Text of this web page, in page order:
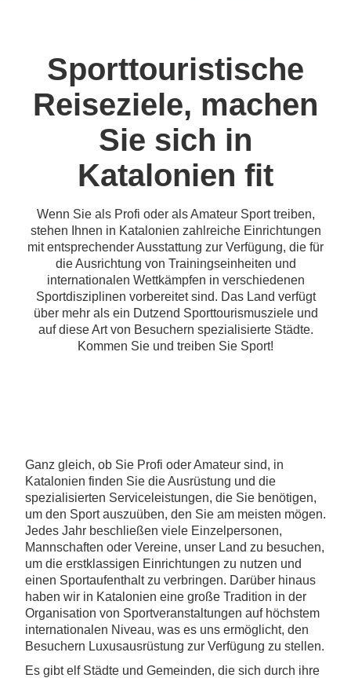
Sporttouristische
Reiseziele, machen
Sie sich in
Katalonien fit
Wenn Sie als Profi oder als Amateur Sport treiben,
stehen Ihnen in Katalonien zahlreiche Einrichtungen
mit entsprechender Ausstattung zur Verfügung, die für
die Ausrichtung von Trainingseinheiten und
internationalen Wettkämpfen in verschiedenen
Sportdisziplinen vorbereitet sind. Das Land verfügt
über mehr als ein Dutzend Sporttourismusziele und
auf diese Art von Besuchern spezialisierte Städte.
Kommen Sie und treiben Sie Sport!
Ganz gleich, ob Sie Profi oder Amateur sind, in
Katalonien finden Sie die Ausrüstung und die
spezialisierten Serviceleistungen, die Sie benötigen,
um den Sport auszuüben, den Sie am meisten mögen.
Jedes Jahr beschließen viele Einzelpersonen,
Mannschaften oder Vereine, unser Land zu besuchen,
um die erstklassigen Einrichtungen zu nutzen und
einen Sportaufenthalt zu verbringen. Darüber hinaus
haben wir in Katalonien eine große Tradition in der
Organisation von Sportveranstaltungen auf höchstem
internationalen Niveau, was es uns ermöglicht, den
Besuchern Luxusausrüstung zur Verfügung zu stellen.
Es gibt elf Städte und Gemeinden, die sich durch ihre